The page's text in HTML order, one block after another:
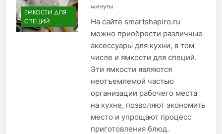
ЕМКОСТИ ДЛЯ
СПЕЦИЙ
минуты
На сайте smartshapiro.ru
можно приобрести различные
аксессуары для кухни, в том
числе и ямкости для специй.
Эти ямкости являются
неотъемлемой частью
организации рабочего места
на кухне, позволяют экономить
место и упрощают процесс
приготовления блюд.